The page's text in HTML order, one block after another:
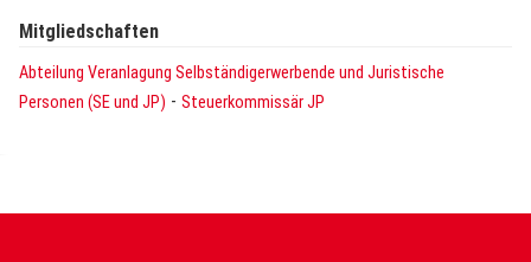
Mitgliedschaften
Abteilung Veranlagung Selbständigerwerbende und Juristische
Personen (SE und JP) - Steuerkommissär JP